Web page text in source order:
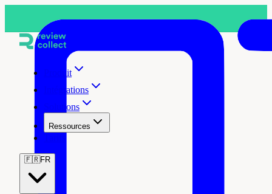
Produit
Intégrations
Solutions
Ressources
🇫🇷FR